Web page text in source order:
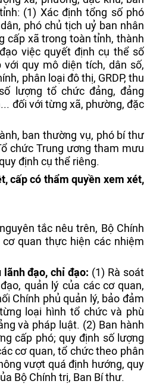
(1) Xác định tổng số phó
phó chủ tịch uỷ ban nhân
cấp xã trong toàn tỉnh, thành
việc quyết định cụ thể số
với quy mô diện tích, dân số,
phân loại đô thị, GRDP, thu
lượng tổ chức đảng, đảng
đối với từng xã, phường, đặc
ban thường vụ, phó bí thư
chức Trung ương tham mưu
định cụ thể riêng.
cấp có thẩm quyền xem xét,
tắc nêu trên, Bộ Chính
quan thực hiện các nhiệm
đạo, chỉ đạo: (1) Rà soát
quản lý của các cơ quan,
Chính phủ quản lý, bảo đảm
loại hình tổ chức và phù
và pháp luật. (2) Ban hành
cấp phó; quy định số lượng
cơ quan, tổ chức theo phân
vượt quá định hướng, quy
Bộ Chính trị, Ban Bí thư.